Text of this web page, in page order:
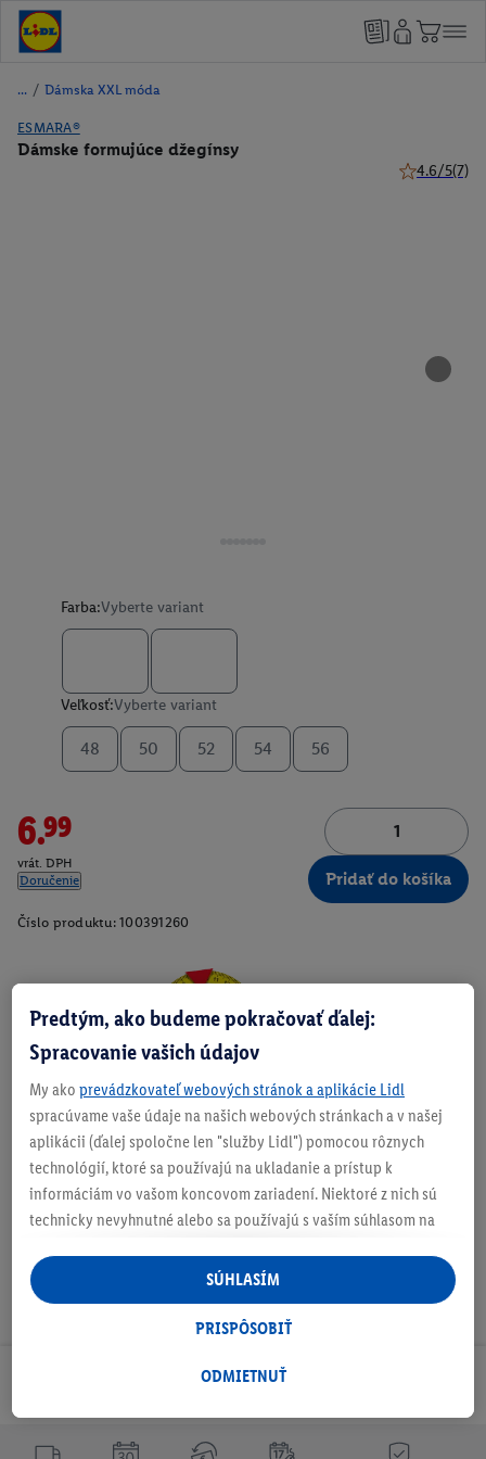
/ Dámska XXL móda
ESMARA®
Dámske formujúce džegínsy
4.6/5(7)
Farba:Vyberte variant
Veľkosť:Vyberte variant
48 50 52 54 56
6.99
vrát. DPH
Doručenie
Pridať do košíka
Číslo produktu: 100391260
Zistite svoju veľkosť
O produkte
Odoberaj Newsletter!
Predtým, ako budeme pokračovať ďalej:
Spracovanie vašich údajov
My ako prevádzkovateľ webových stránok a aplikácie Lidl
spracúvame vaše údaje na našich webových stránkach a v našej
aplikácii (ďalej spoločne len "služby Lidl") pomocou rôznych
technológií, ktoré sa používajú na ukladanie a prístup k
informáciám vo vašom koncovom zariadení. Niektoré z nich sú
technicky nevyhnutné alebo sa používajú s vaším súhlasom na
personalizovanú reklamu v rámci služieb Lidl aj mimo nich. Ak
ste účastníkom programu Lidl Plus, na tieto účely sa spracúvajú
aj údaje z vášho nákupného správania v obchode.
následne si vytvoríte účet Lidl Plus alebo sa prihlásite do svojho
ktorú tam uvediete, aby sme vás mohli rozpoznať v službách
ODMIETNUŤ
PRISPÔSOBIŤ
SÚHLASÍM